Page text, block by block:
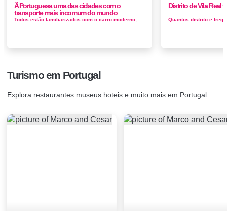
Ã Portuguesa uma das cidades com o
transporte mais incomum do mundo
Distrito de Vila Real
Turismo em Portugal
Explora restaurantes museus hoteis e muito mais em Portugal